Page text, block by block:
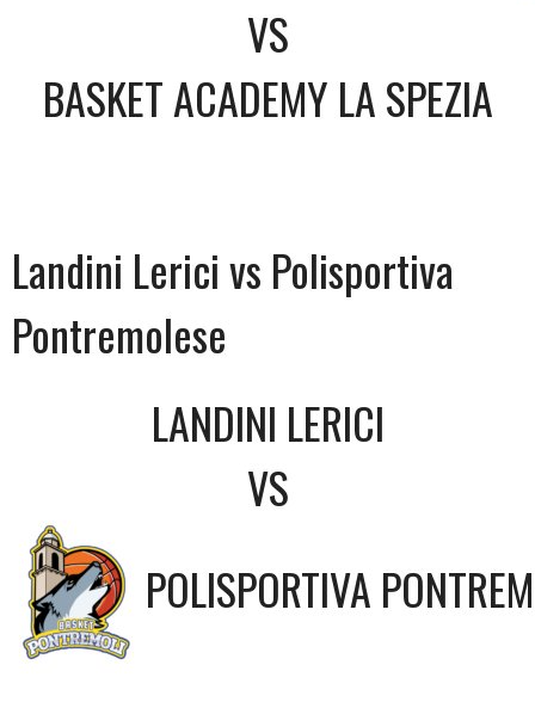
VS
BASKET ACADEMY LA SPEZIA
Landini Lerici vs Polisportiva
Pontremolese
LANDINI LERICI
VS
POLISPORTIVA